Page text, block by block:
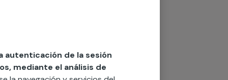
autenticación de la sesión
mediante el análisis de